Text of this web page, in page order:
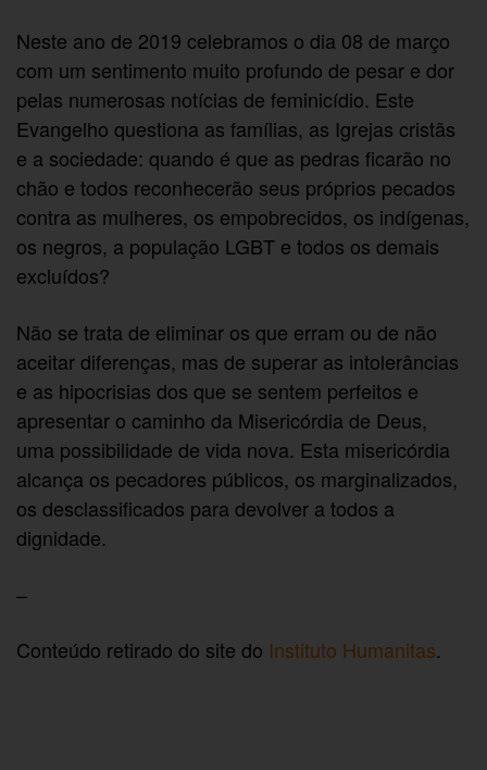
Neste ano de 2019 celebramos o dia 08 de março
com um sentimento muito profundo de pesar e dor
pelas numerosas notícias de feminicídio. Este
Evangelho questiona as famílias, as Igrejas cristãs
e a sociedade: quando é que as pedras ficarão no
chão e todos reconhecerão seus próprios pecados
contra as mulheres, os empobrecidos, os indígenas,
os negros, a população LGBT e todos os demais
excluídos?
Não se trata de eliminar os que erram ou de não
aceitar diferenças, mas de superar as intolerâncias
e as hipocrisias dos que se sentem perfeitos e
apresentar o caminho da Misericórdia de Deus,
uma possibilidade de vida nova. Esta misericórdia
alcança os pecadores públicos, os marginalizados,
os desclassificados para devolver a todos a
dignidade.
–
Conteúdo retirado do site do Instituto Humanitas.